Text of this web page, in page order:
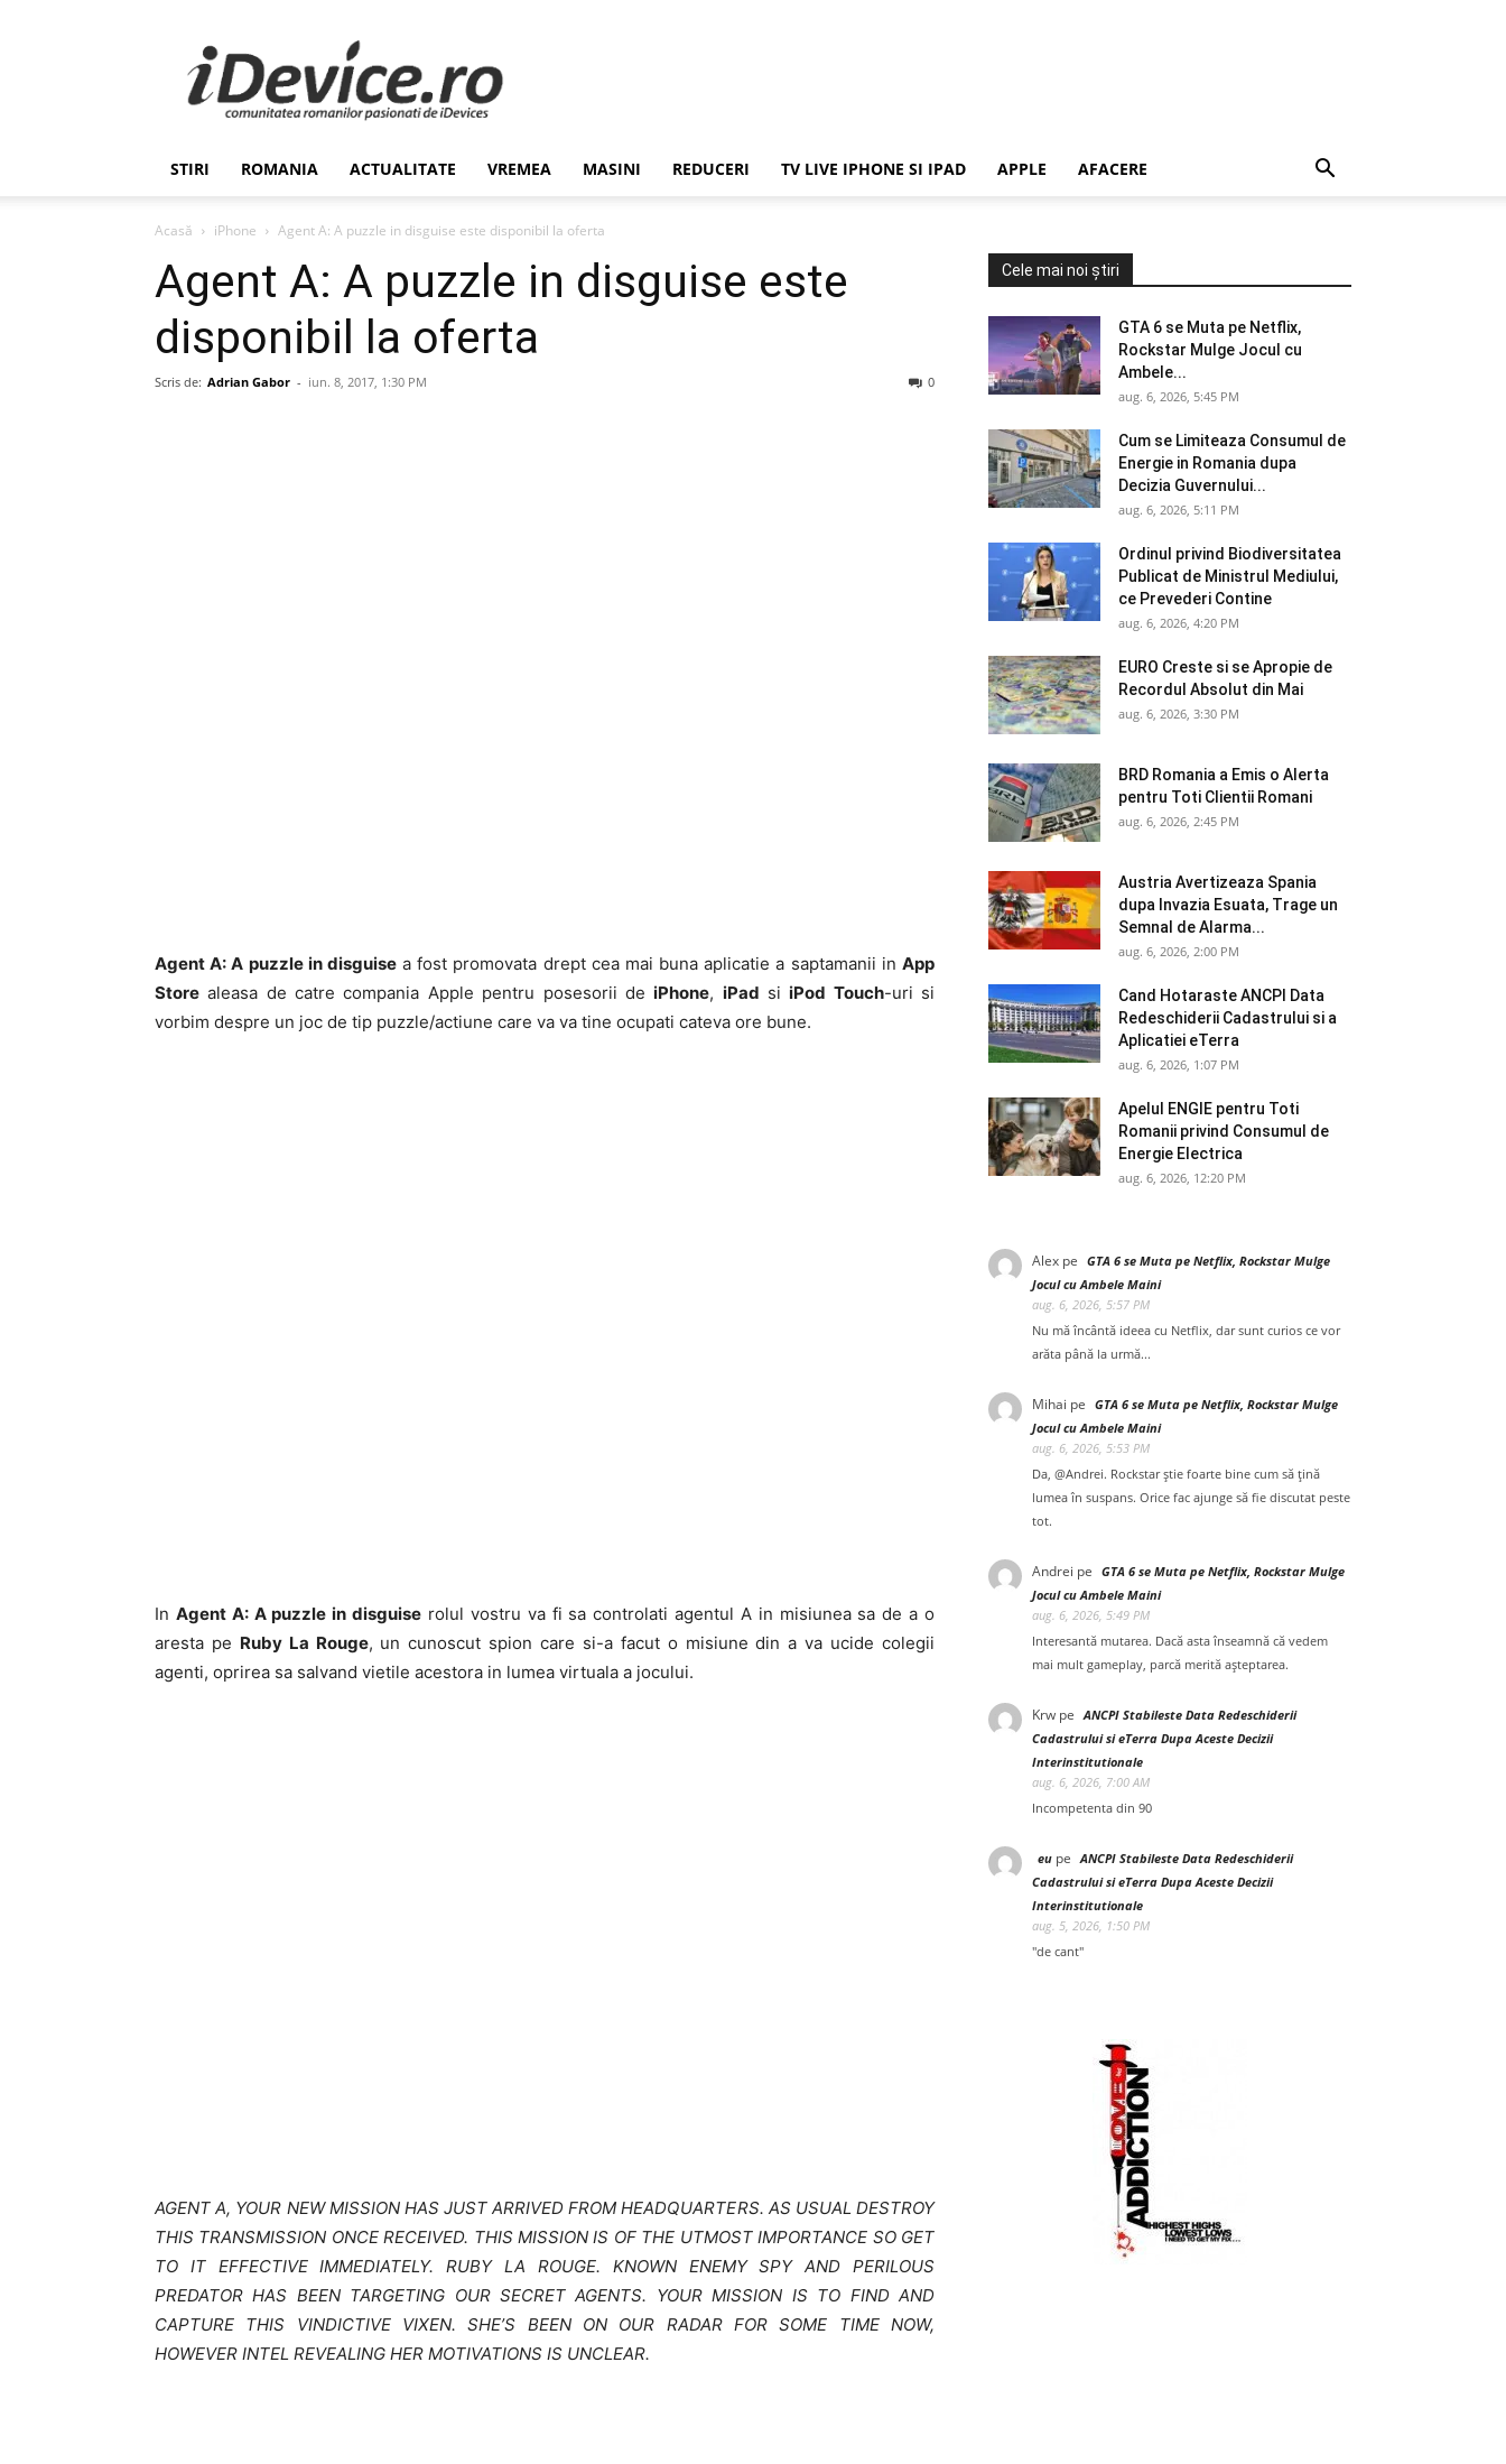
Stiri
de
Ultima
Ora
Romania,
Economie,
–
iDevice.ro
STIRI ROMANIA ACTUALITATE VREMEA MASINI REDUCERI TV LIVE IPHONE SI IPAD APPLE AFACERE
Acasă iPhone Agent A: A puzzle in disguise este disponibil la oferta
Agent A: A puzzle in disguise este
disponibil la oferta
Scris de: Adrian Gabor - iun. 8, 2017, 1:30 PM 0
Agent A: A puzzle in disguisea fost promovata drept cea mai buna aplicatie a saptamanii inApp
Store aleasa de catre compania Apple pentru posesorii deiPhone, iPad siiPod Touch-uri si
vorbim despre un joc de tip puzzle/actiune care va va tine ocupati cateva ore bune.
In Agent A: A puzzle in disguise rolul vostru va fi sa controlati agentul A in misiunea sa de a o
aresta pe Ruby La Rouge, un cunoscut spion care si-a facut o misiune din a va ucide colegii
agenti, oprirea sa salvand vietile acestora in lumea virtuala a jocului.
AGENT A, YOUR NEW MISSION HAS JUST ARRIVED FROM HEADQUARTERS. AS USUAL DESTROY
THIS TRANSMISSION ONCE RECEIVED. THIS MISSION IS OF THE UTMOST IMPORTANCE SO GET
TO IT EFFECTIVE IMMEDIATELY. RUBY LA ROUGE. KNOWN ENEMY SPY AND PERILOUS
PREDATOR HAS BEEN TARGETING OUR SECRET AGENTS. YOUR MISSION IS TO FIND AND
CAPTURE THIS VINDICTIVE VIXEN. SHE’S BEEN ON OUR RADAR FOR SOME TIME NOW,
HOWEVER INTEL REVEALING HER MOTIVATIONS IS UNCLEAR.
Cele mai noi știri
GTA 6 se Muta pe Netflix,
Rockstar Mulge Jocul cu
Ambele...
aug. 6, 2026, 5:45 PM
Cum se Limiteaza Consumul de
Energie in Romania dupa
Decizia Guvernului...
aug. 6, 2026, 5:11 PM
Ordinul privind Biodiversitatea
Publicat de Ministrul Mediului,
ce Prevederi Contine
aug. 6, 2026, 4:20 PM
EURO Creste si se Apropie de
Recordul Absolut din Mai
aug. 6, 2026, 3:30 PM
BRD Romania a Emis o Alerta
pentru Toti Clientii Romani
aug. 6, 2026, 2:45 PM
Austria Avertizeaza Spania
dupa Invazia Esuata, Trage un
Semnal de Alarma...
aug. 6, 2026, 2:00 PM
Cand Hotaraste ANCPI Data
Redeschiderii Cadastrului si a
Aplicatiei eTerra
aug. 6, 2026, 1:07 PM
Apelul ENGIE pentru Toti
Romanii privind Consumul de
Energie Electrica
aug. 6, 2026, 12:20 PM
Alex pe GTA 6 se Muta pe Netflix, Rockstar Mulge
Jocul cu Ambele Maini
aug. 6, 2026, 5:57 PM
Nu mă încântă ideea cu Netflix, dar sunt curios ce vor
arăta până la urmă...
Mihai pe GTA 6 se Muta pe Netflix, Rockstar Mulge
Jocul cu Ambele Maini
aug. 6, 2026, 5:53 PM
Da, @Andrei. Rockstar știe foarte bine cum să țină
lumea în suspans. Orice fac ajunge să fie discutat peste
tot.
Andrei pe GTA 6 se Muta pe Netflix, Rockstar Mulge
Jocul cu Ambele Maini
aug. 6, 2026, 5:49 PM
Interesantă mutarea. Dacă asta înseamnă că vedem
mai mult gameplay, parcă merită așteptarea.
Krw pe ANCPI Stabileste Data Redeschiderii
Cadastrului si eTerra Dupa Aceste Decizii
Interinstitutionale
aug. 6, 2026, 7:00 AM
Incompetenta din 90
eu pe ANCPI Stabileste Data Redeschiderii
Cadastrului si eTerra Dupa Aceste Decizii
Interinstitutionale
aug. 5, 2026, 1:50 PM
"de cant"